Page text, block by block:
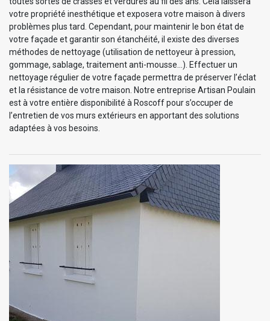
votre propriété inesthétique et exposera votre maison à divers
problèmes plus tard. Cependant, pour maintenir le bon état de
votre façade et garantir son étanchéité, il existe des diverses
méthodes de nettoyage (utilisation de nettoyeur à pression,
gommage, sablage, traitement anti-mousse…). Effectuer un
nettoyage régulier de votre façade permettra de préserver l’éclat
et la résistance de votre maison. Notre entreprise Artisan Poulain
est à votre entière disponibilité à Roscoff pour s’occuper de
l’entretien de vos murs extérieurs en apportant des solutions
adaptées à vos besoins.